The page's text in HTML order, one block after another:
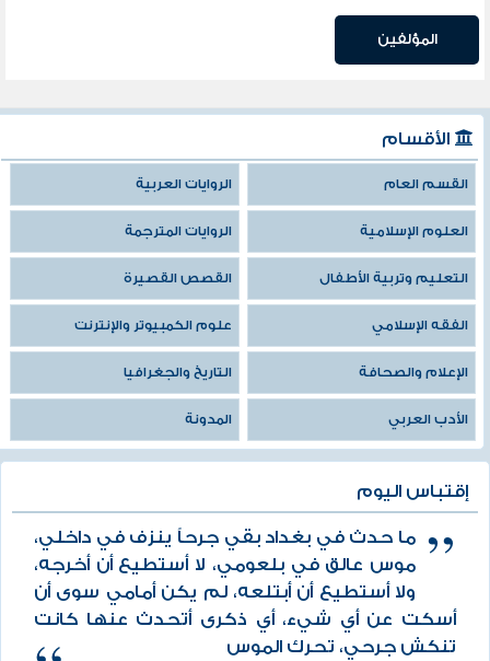
المؤلفين
الأقسام
القسم العام الروايات العربية
العلوم الإسلامية الروايات المترجمة
التعليم وتربية الأطفال القصص القصيرة
الفقه الإسلامي علوم الكمبيوتر والإنترنت
الإعلام والصحافة التاريخ والجغرافيا
الأدب العربي المدونة
إقتباس اليوم
ما حدث في بغداد بقي جرحاً ينزف في داخلي،
موس عالق في بلعومي، لا أستطيع أن أخرجه،
ولا أستطيع أن أبتلعه، لم يكن أمامي سوى أن
أسكت عن أي شيء، أي ذكرى أتحدث عنها كانت
تنكش جرحي، تحرك الموس